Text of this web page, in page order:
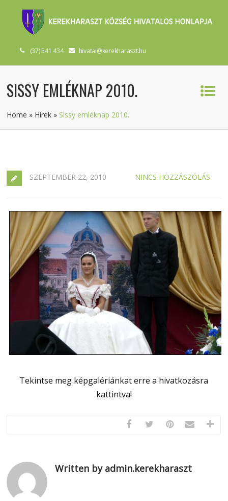
(37) 541 434 hivatal@kerekharaszt.hu
SISSY EMLÉKNAP 2010.
Home » Hírek » Sissy emléknap 2010.
SZEPTEMBER 22, 2010 NINCS HOZZÁSZÓLÁS
Tekintse meg képgalériánkat erre a hivatkozásra
kattintva!
Written by admin.kerekharaszt